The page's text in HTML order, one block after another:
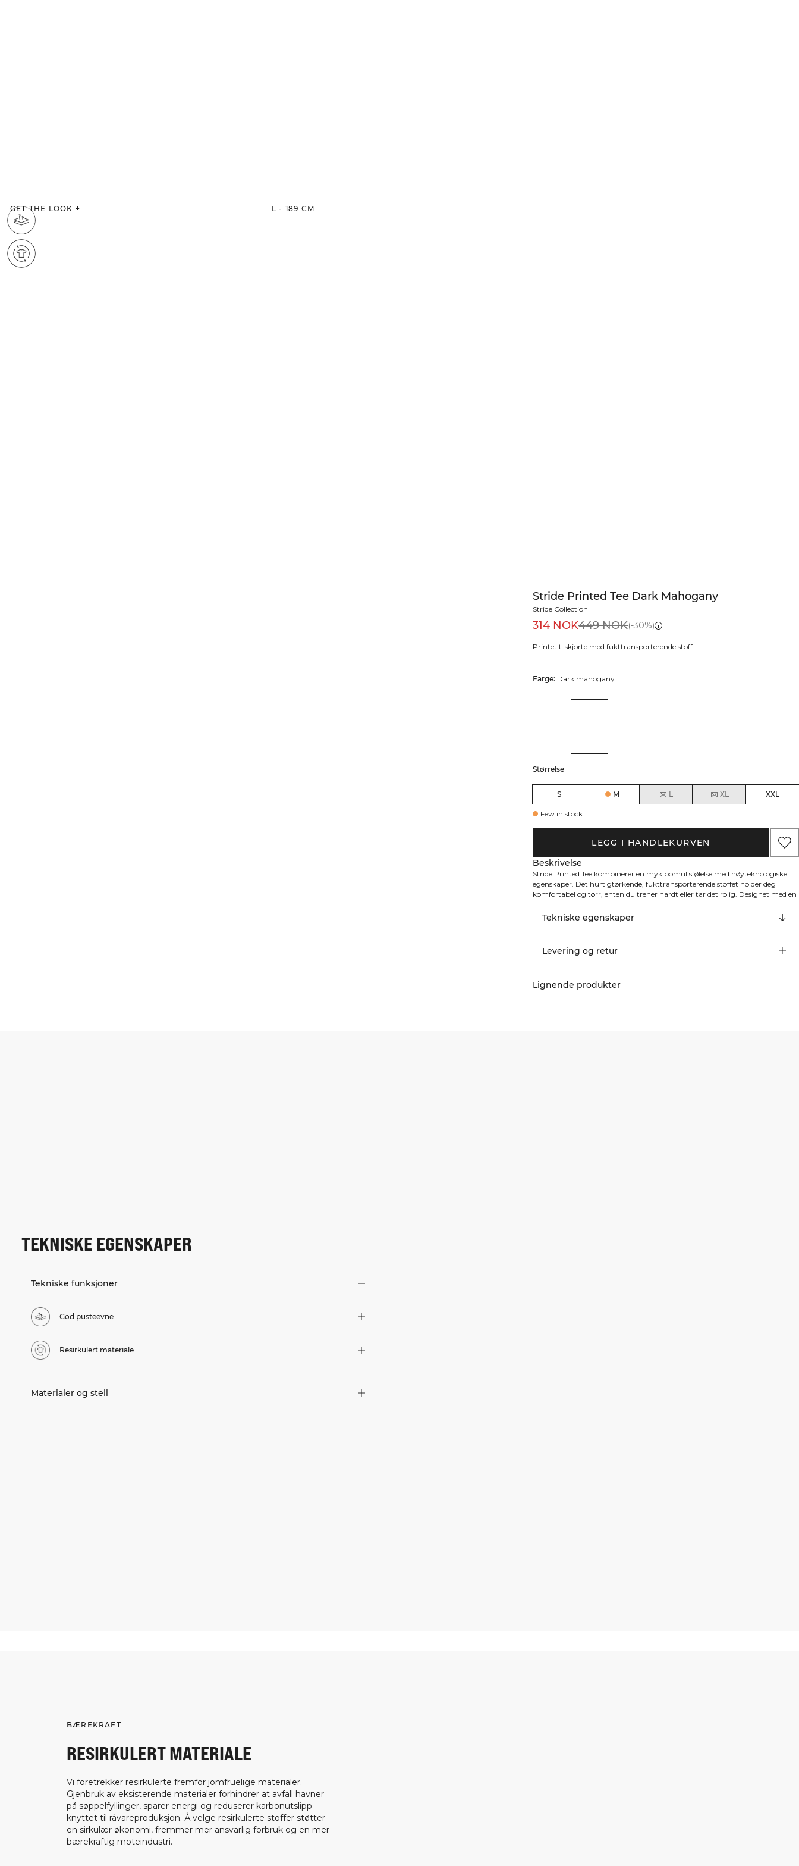
GET THE LOOK + L - 189 CM
Stride Printed Tee Dark Mahogany
Stride Collection
314 NOK449 NOK(-30%)
Printet t-skjorte med fukttransporterende stoff.
Farge: Dark mahogany
Størrelse
S M L XL XXL
Few in stock
LEGG I HANDLEKURVEN
Beskrivelse
Stride Printed Tee kombinerer en myk bomullsfølelse med høyteknologiske
egenskaper. Det hurtigtørkende, fukttransporterende stoffet holder deg
komfortabel og tørr, enten du trener hardt eller tar det rolig. Designet med en
foretrukne t-skjorte for trening, ærend eller hverdagslige aktiviteter. 81%
resirkulert polyester / 14% bomull / 5% spandex
Tekniske egenskaper
Levering og retur
Lignende produkter
TEKNISKE EGENSKAPER
Tekniske funksjoner
God pusteevne
Resirkulert materiale
Materialer og stell
BÆREKRAFT
RESIRKULERT MATERIALE
Vi foretrekker resirkulerte fremfor jomfruelige materialer.
Gjenbruk av eksisterende materialer forhindrer at avfall havner
på søppelfyllinger, sparer energi og reduserer karbonutslipp
knyttet til råvareproduksjon. Å velge resirkulerte stoffer støtter
en sirkulær økonomi, fremmer mer ansvarlig forbruk og en mer
bærekraftig moteindustri.